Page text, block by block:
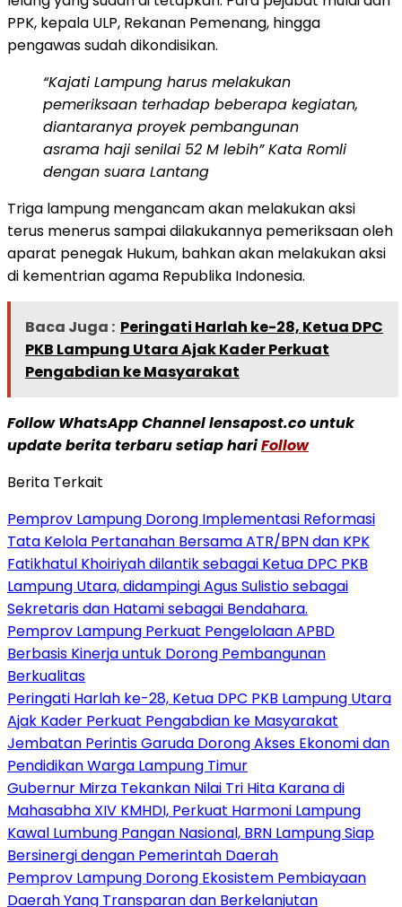
PPK, kepala ULP, Rekanan Pemenang, hingga
pengawas sudah dikondisikan.
“Kajati Lampung harus melakukan
pemeriksaan terhadap beberapa kegiatan,
diantaranya proyek pembangunan
asrama haji senilai 52 M lebih” Kata Romli
dengan suara Lantang
Triga lampung mengancam akan melakukan aksi
terus menerus sampai dilakukannya pemeriksaan oleh
aparat penegak Hukum, bahkan akan melakukan aksi
di kementrian agama Republika Indonesia.
Baca Juga : Peringati Harlah ke-28, Ketua DPC
PKB Lampung Utara Ajak Kader Perkuat
Pengabdian ke Masyarakat
Follow WhatsApp Channel lensapost.co untuk
update berita terbaru setiap hariFollow
Berita Terkait
Pemprov Lampung Dorong Implementasi Reformasi
Tata Kelola Pertanahan Bersama ATR/BPN dan KPK
Fatikhatul Khoiriyah dilantik sebagai Ketua DPC PKB
Lampung Utara, didampingi Agus Sulistio sebagai
Sekretaris dan Hatami sebagai Bendahara.
Pemprov Lampung Perkuat Pengelolaan APBD
Berbasis Kinerja untuk Dorong Pembangunan
Berkualitas
Peringati Harlah ke-28, Ketua DPC PKB Lampung Utara
Ajak Kader Perkuat Pengabdian ke Masyarakat
Jembatan Perintis Garuda Dorong Akses Ekonomi dan
Pendidikan Warga Lampung Timur
Gubernur Mirza Tekankan Nilai Tri Hita Karana di
Mahasabha XIV KMHDI, Perkuat Harmoni Lampung
Kawal Lumbung Pangan Nasional, BRN Lampung Siap
Bersinergi dengan Pemerintah Daerah
Pemprov Lampung Dorong Ekosistem Pembiayaan
Daerah Yang Transparan dan Berkelanjutan